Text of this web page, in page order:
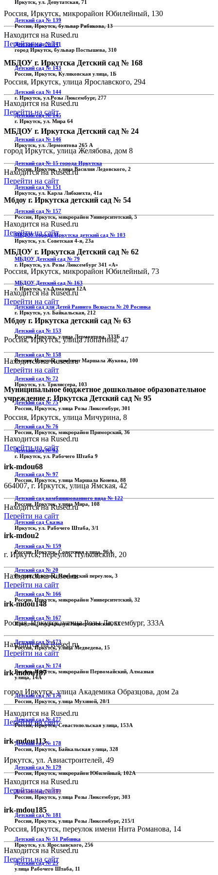
Россия, Иркутск, микрорайон Юбилейный, 130
Находится на Rused.ru
Перейти на сайт
МБДОУ г. Иркутска Детский сад № 168
Россия, Иркутск, улица Ярославского, 294
Находится на Rused.ru
Перейти на сайт
МБДОУ г. Иркутска Детский сад № 24
город Иркутск, улица Желябова, дом 8
Находится на Rused.ru
Перейти на сайт
Мбдоу г. Иркутска детский сад № 54
Находится на Rused.ru
Перейти на сайт
МБДОУ г. Иркутска Детский сад № 62
Россия, Иркутск, микрорайон Юбилейный, 73
Находится на Rused.ru
Перейти на сайт
Мбдоу г. Иркутска детский сад № 63
Россия, Иркутск, улица Лопатина, 47
Находится на Rused.ru
Перейти на сайт
Муниципальное бюджетное дошкольное образовательное
учреждение г. Иркутска Детский сад № 95
Россия, Иркутск, улица Мичурина, 8
Находится на Rused.ru
Перейти на сайт
irk-mdou68
664007, г. Иркутск, улица Ямская, 42
Находится на Rused.ru
Перейти на сайт
irk-mdou2
г. Иркутск, переулок Пулковский, 20
Находится на Rused.ru
Перейти на сайт
irk-mdou148
Россия, Иркутск, улица Розы Люксембург, 333А
Находится на Rused.ru
Перейти на сайт
irk-mdou187
город Иркутск, улица Академика Образцова, дом 2а
Находится на Rused.ru
Перейти на сайт
irk-mdou113
Иркутск, ул. Авиастроителей, 49
Находится на Rused.ru
Перейти на сайт
irk-mdou185
Россия, Иркутск, переулок имени Нита Романова, 14
Находится на Rused.ru
Перейти на сайт
Иркутск, ул. Депутатская, 71
Детский сад № 139
Россия, Иркутск, бульвар Рябикова, 13
Детский сад № 141
город Иркутск, бульвар Постышева, 310
Детский сад № 143
Россия, Иркутск, Куликовская улица, 1Б
Детский сад № 144
г. Иркутск, ул.Розы Люксембург, 277
Детский сад № 145
г. Иркутск, ул. Мира 64
Детский сад № 146
Иркутск, ул. Лермонтова 265 А
Детский сад № 15 города Иркутска
Россия, Иркутск, улица Василия Ледовского, 2
Детский сад № 151
Иркутск, ул. Карла Либкнехта, 41а
Детский сад № 157
Россия, Иркутск, микрорайон Университетский, 5
МБДОУ города Иркутска детский сад № 103
Иркутск, ул. Советская 4-я, 23а
МБДОУ Детский сад № 79
г. Иркутск, ул. Розы Люксембург 341 «А»
МБДОУ Детский сад № 163
г. Иркутск, ул.Алмазная 12А
Детский сад для Детей Раннего Возраста № 20 Росинка
г. Иркутск, ул. Байкальская, 212
Детский сад № 153
Россия, Иркутск, улица Лермонтова, 333Б
Детский сад № 158
Россия, Иркутск, проспект Маршала Жукова, 100
Детский сад № 72
Иркутск, ул. Трилиссера, 103
Детский сад № 75
Россия, Иркутск, улица Розы Люксембург, 301
Детский сад № 76
Россия, Иркутск, микрорайон Приморский, 36
Детский сад № 92
г. Иркутск, ул. Рабочего Штаба 9
Детский сад № 97
Россия, Иркутск, улица Маршала Конева, 88
Детский сад комбинированного вида № 122
Россия, Иркутск, улица Мира, 108
Детский сад Сказка
Иркутск, ул. Рабочего Штаба, 3/1
Детский сад № 159
Россия, Иркутск, Советская улица, 96А
Детский сад № 20
Россия, Иркутск, Пионерский переулок, 3
Детский сад № 166
Россия, Иркутск, микрорайон Университетский, 32
Детский сад № 167
Иркутск, микрорайон Университетский, 53
Детский сад № 173
Россия, Иркутск, улица Медведева, 15
Детский сад № 174
Россия, Иркутск, микрорайон Первомайский, Алмазная
улица, 14А
Детский сад № 176
Россия, Иркутск, улица Мухиной, 20/1
Детский сад № 177
Россия, Иркутск, Севастопольская улица, 153А
Детский сад № 178
Россия, Иркутск, Байкальская улица, 328
Детский сад № 179
Россия, Иркутск, микрорайон Юбилейный, 102А
Детский сад № 180
Россия, Иркутск, улица Розы Люксембург, 303
Детский сад № 181
Россия, Иркутск, улица Розы Люксембург, 215/1
Детский сад № 51 Рябинка
Иркутск, ул. Ярославского, 256
Детский сад № 25
улица Рабочего Штаба, 11